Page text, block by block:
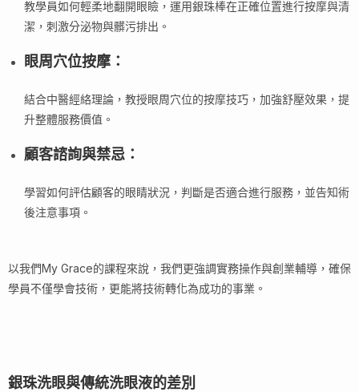
教學員如何輕柔地翻開眼瞼，運用銀珠棒在正確位置進行按摩與清
潔，刺激分泌物與髒污排出。
眼周穴位按摩 ：
結合中醫經絡理論，教授眼周穴位的按摩技巧，加強舒壓效果，提
升整體服務價值。
顧客諮詢與禁忌 ：
學習如何評估顧客的眼睛狀況，判斷是否適合進行服務，並告知術
後注意事項。
以我們My Grace的課程來說，我們更強調實務操作與創業輔導，確保
學員不僅學會技術，更能將技術轉化為成功的事業。
銀珠洗眼與傳統洗眼液的差別